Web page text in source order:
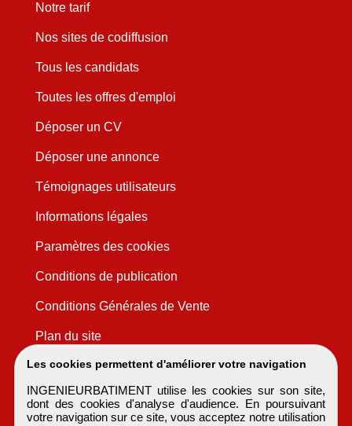
Les cookies permettent d'améliorer votre navigation
INGENIEURBATIMENT utilise les cookies sur son site,
dont des cookies d'analyse d'audience. En poursuivant
votre navigation sur ce site, vous acceptez notre utilisation
Notre tarif
Nos sites de codiffusion
Tous les candidats
Toutes les offres d'emploi
Déposer un CV
Déposer une annonce
Témoignages utilisateurs
Informations légales
Paramètres des cookies
Conditions de publication
Conditions Générales de Vente
Plan du site